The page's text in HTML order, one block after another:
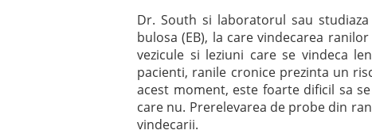
Dr. South si laboratorul sau
bulosa (EB), la care vindecarea
vezicule si leziuni care se vindeca
pacienti, ranile cronice prezinta un
acest moment, este foarte dificil sa
care nu. Prerelevarea de probe din
vindecarii.